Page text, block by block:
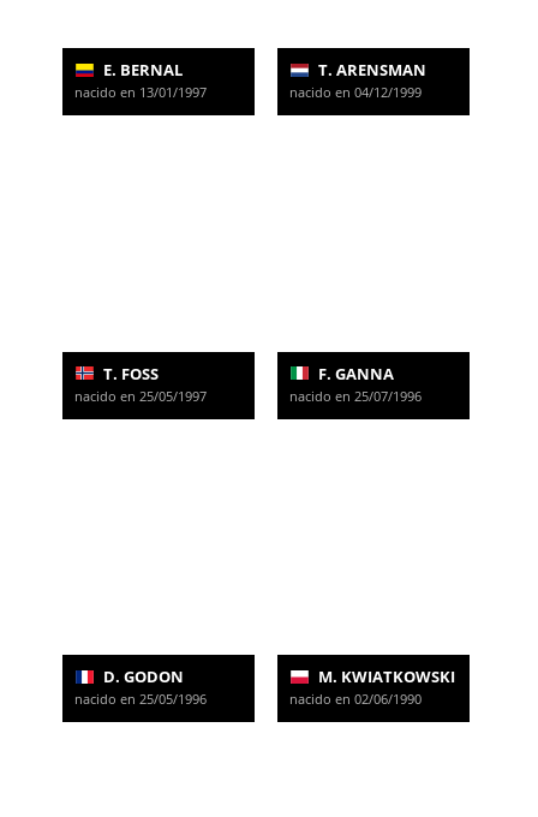
E. BERNAL
nacido en 13/01/1997
T. ARENSMAN
nacido en 04/12/1999
T. FOSS
nacido en 25/05/1997
F. GANNA
nacido en 25/07/1996
D. GODON
nacido en 25/05/1996
M. KWIATKOWSKI
nacido en 02/06/1990